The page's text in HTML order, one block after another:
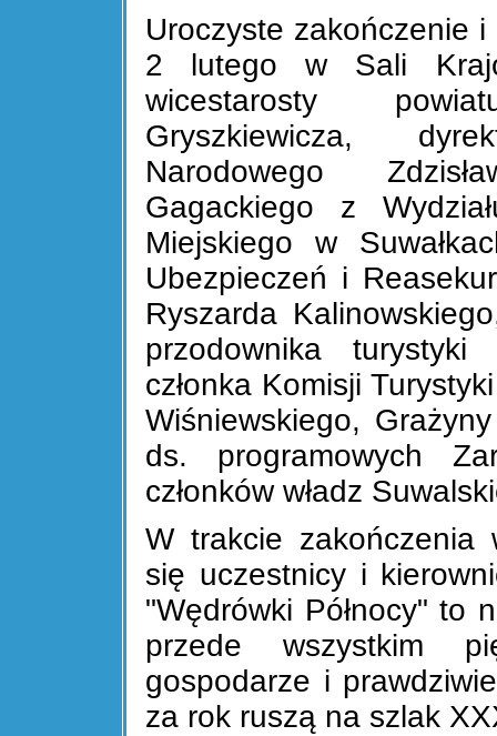
Uroczyste zakończenie
2 lutego w Sali
wicestarosty
Gryszkiewicza,
Narodowego
Gagackiego z
Miejskiego w
Ubezpieczeń i
Ryszarda
przodownika turystyki
członka Komisji
Wiśniewskiego,
ds. programowych
członków władz
W trakcie zakończenia
się uczestnicy i
"Wędrówki Północy" to
przede wszystkim
gospodarze i
za rok ruszą na szlak